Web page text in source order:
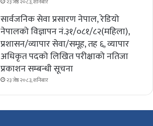
सार्वजनिक सेवा प्रसारण नेपाल, रेडियो
नेपालको विज्ञापन नं.३१/०८१/८२(महिला),
प्रशासन/व्यापार सेवा/समूह, तह ६, व्यापार
अधिकृत पदको लिखित परीक्षाको नतिजा
प्रकाशन सम्बन्धी सूचना
२३ जेष्ठ २०८३, शनिबार